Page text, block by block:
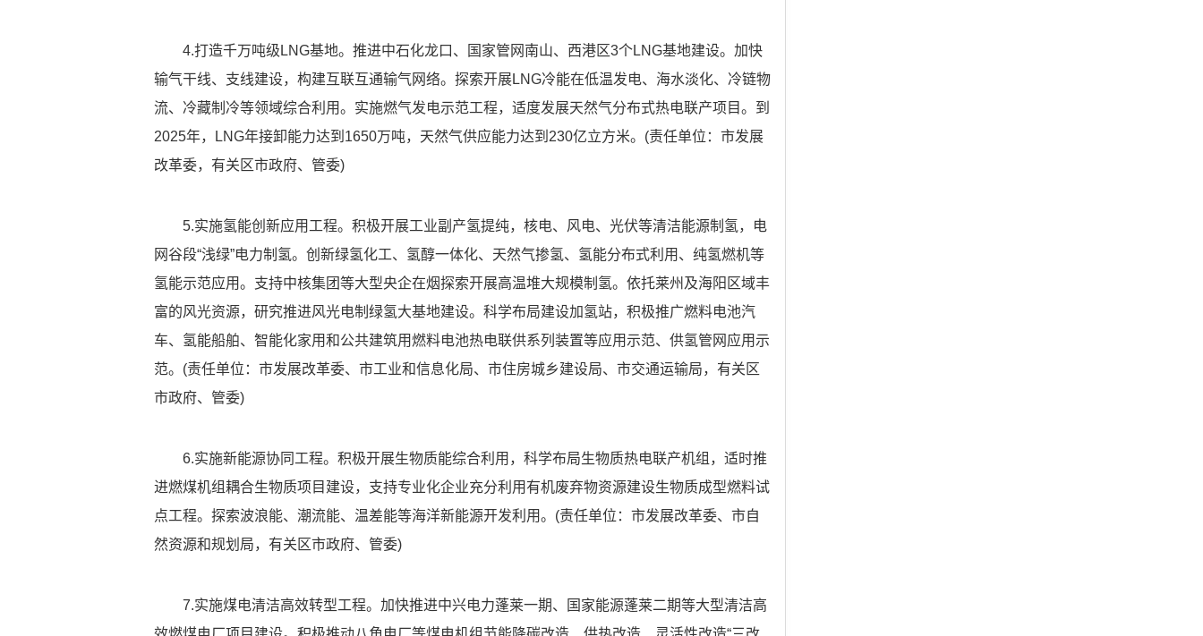
4.打造千万吨级LNG基地。推进中石化龙口、国家管网南山、西港区3个LNG基地建设。加快
输气干线、支线建设，构建互联互通输气网络。探索开展LNG冷能在低温发电、海水淡化、冷链物
流、冷藏制冷等领域综合利用。实施燃气发电示范工程，适度发展天然气分布式热电联产项目。到
2025年，LNG年接卸能力达到1650万吨，天然气供应能力达到230亿立方米。(责任单位：市发展
改革委，有关区市政府、管委)
5.实施氢能创新应用工程。积极开展工业副产氢提纯，核电、风电、光伏等清洁能源制氢，电
网谷段“浅绿”电力制氢。创新绿氢化工、氢醇一体化、天然气掺氢、氢能分布式利用、纯氢燃机等
氢能示范应用。支持中核集团等大型央企在烟探索开展高温堆大规模制氢。依托莱州及海阳区域丰
富的风光资源，研究推进风光电制绿氢大基地建设。科学布局建设加氢站，积极推广燃料电池汽
车、氢能船舶、智能化家用和公共建筑用燃料电池热电联供系列装置等应用示范、供氢管网应用示
范。(责任单位：市发展改革委、市工业和信息化局、市住房城乡建设局、市交通运输局，有关区
市政府、管委)
6.实施新能源协同工程。积极开展生物质能综合利用，科学布局生物质热电联产机组，适时推
进燃煤机组耦合生物质项目建设，支持专业化企业充分利用有机废弃物资源建设生物质成型燃料试
点工程。探索波浪能、潮流能、温差能等海洋新能源开发利用。(责任单位：市发展改革委、市自
然资源和规划局，有关区市政府、管委)
7.实施煤电清洁高效转型工程。加快推进中兴电力蓬莱一期、国家能源蓬莱二期等大型清洁高